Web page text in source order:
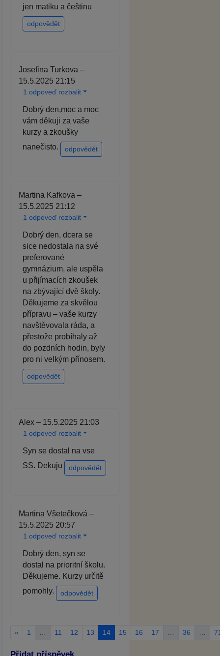
jen matiku a češtinu
odpovědět
Josefina Turkova –
15.5.2025 21:15
1 odpoveď rozbalit
Dobrý den,moc a moc
vám děkuji za vaše
kurzy a zkoušky
nanečisto.
odpovědět
Martina Kafkova –
15.5.2025 21:12
1 odpoveď rozbalit
Dobrý den, dcera se
sice nedostala na své
preferované
gymnázium, ale uspěla
u přijímacích zkoušek
na zbývající dvě školy.
Děkujeme za skvělou
přípravu – vaše kurzy
navštěvovala ráda, a
přestože probíhaly až
do pozdních hodin, byly
pro ni velkým přínosem.
odpovědět
Alex – 15.5.2025 21:03
1 odpoveď rozbalit
Syn se dostal na vse
SS. Dekuju
odpovědět
Martina Všetečková –
15.5.2025 20:57
1 odpoveď rozbalit
Dobrý den, syn se
dostal na prioritní školu.
Děkujeme. Kurzy určitě
pomohly.
odpovědět
« 1 11 12 13 14 15 16 17 36